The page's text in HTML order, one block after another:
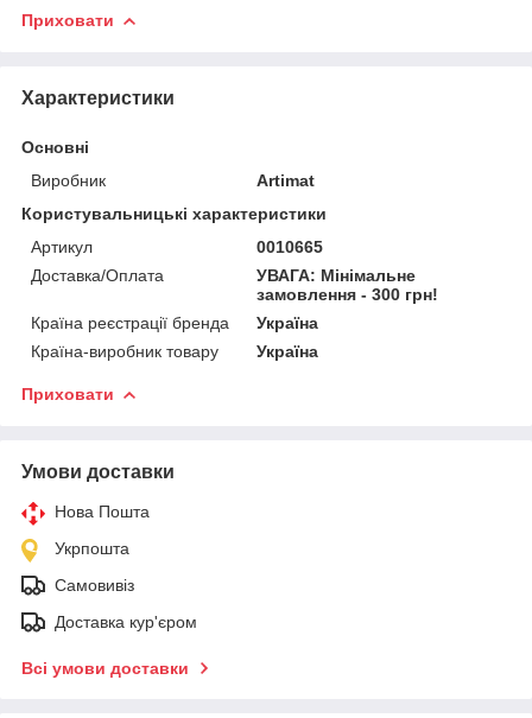
Приховати
Характеристики
Основні
Виробник
Artimat
Користувальницькі характеристики
Артикул
0010665
Доставка/Оплата
УВАГА: Мінімальне
замовлення - 300 грн!
Країна реєстрації бренда
Україна
Країна-виробник товару
Україна
Приховати
Умови доставки
Нова Пошта
Укрпошта
Самовивіз
Доставка кур'єром
Всі умови доставки